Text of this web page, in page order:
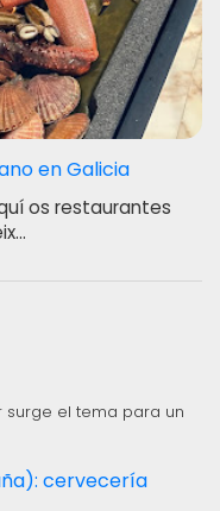
en Galicia
os restaurantes
surge el tema para un
cervecería